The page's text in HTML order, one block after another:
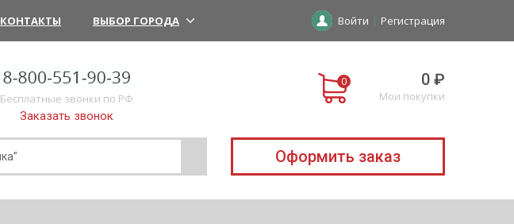
КОНТАКТЫ ВЫБОР ГОРОДА Войти Регистрация
Бесплатные звонки по РФ
Заказать звонок
0 ₽
Мои покупки
Оформить заказ